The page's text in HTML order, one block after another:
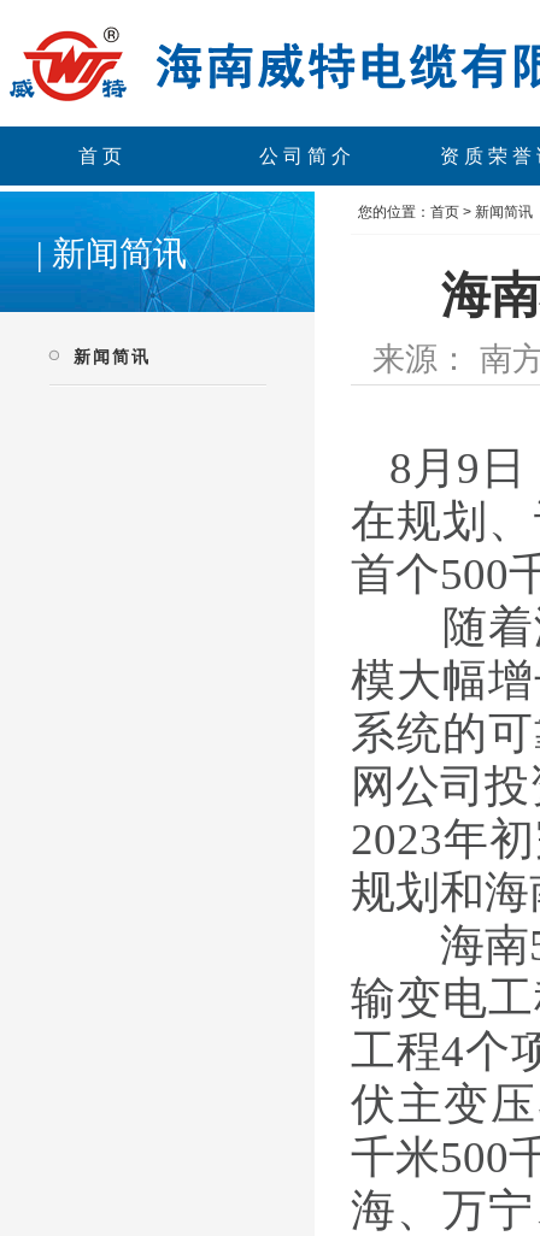
首页 公司简介 资质荣
| 新闻简讯
新闻简讯
您的位置： 首页 > 新闻简讯
海
来源： 南
8 月 9
在规划
首个500
随着海
模大幅
系统的
网公司
2023年
规划和
海南
输变电
工程4个
伏主变
千米500
海、万